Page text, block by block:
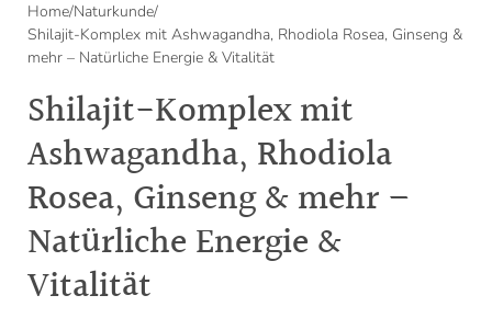
Home/Naturkunde/
Shilajit-Komplex mit Ashwagandha, Rhodiola Rosea, Ginseng &
mehr – Natürliche Energie & Vitalität
Shilajit-Komplex mit
Ashwagandha, Rhodiola
Rosea, Ginseng & mehr –
Natürliche Energie &
Vitalität